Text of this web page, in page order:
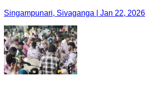
Singampunari, Sivaganga | Jan 22, 2026